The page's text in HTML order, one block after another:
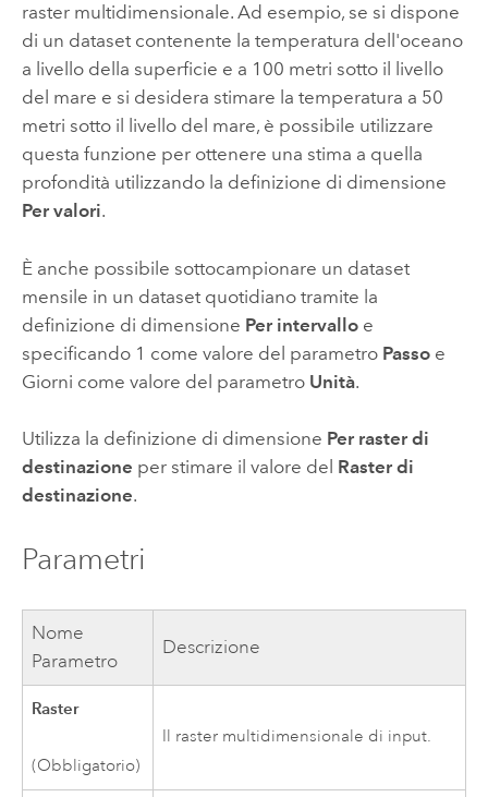
raster multidimensionale. Ad esempio, se si dispone
di un dataset contenente la temperatura dell'oceano
a livello della superficie e a 100 metri sotto il livello
del mare e si desidera stimare la temperatura a 50
metri sotto il livello del mare, è possibile utilizzare
questa funzione per ottenere una stima a quella
profondità utilizzando la definizione di dimensione
Per valori.
È anche possibile sottocampionare un dataset
mensile in un dataset quotidiano tramite la
definizione di dimensione Per intervalloe
specificando 1 come valore del parametro Passoe
Giorni come valore del parametro Unità.
Utilizza la definizione di dimensione Per raster di
destinazione per stimare il valore del Raster di
destinazione.
Parametri
Nome
Parametro
Descrizione
Raster
(Obbligatorio)
Il raster multidimensionale di input.